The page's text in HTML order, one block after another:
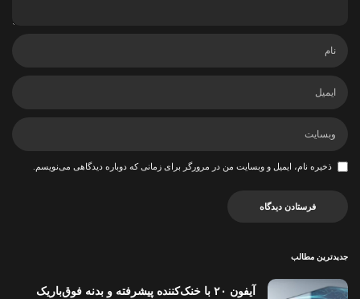
ذخیره نام، ایمیل و وبسایت من در مرورگر برای زمانی که دوباره دیدگاهی می‌نویسم.
جدیدترین مطالب
آیفون ۲۰ با خنک‌کننده پیشرفته و بدنه فوق‌باریک